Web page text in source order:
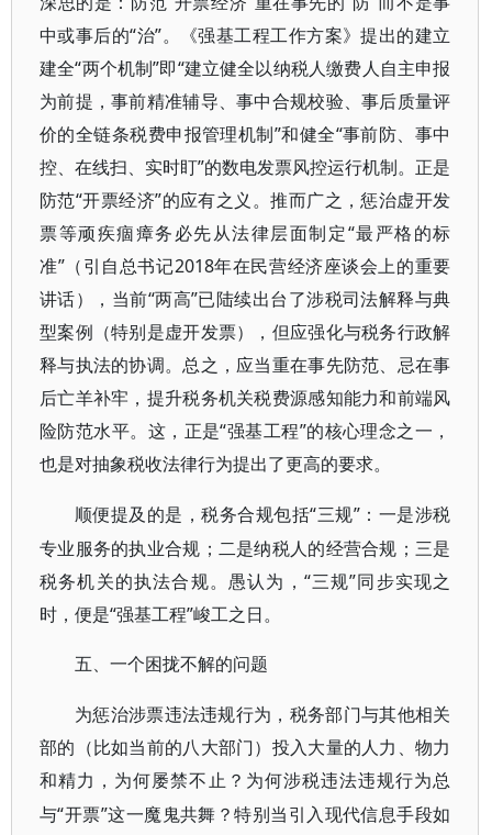
中或事后的“治”。《强基工程工作方案》提出的建立
建全“两个机制”即“建立健全以纳税人缴费人自主申报
为前提，事前精准辅导、事中合规校验、事后质量评
价的全链条税费申报管理机制”和健全“事前防、事中
控、在线扫、实时盯”的数电发票风控运行机制。正是
防范“开票经济”的应有之义。推而广之，惩治虚开发
票等顽疾痼瘴务必先从法律层面制定“最严格的标
准”（引自总书记2018年在民营经济座谈会上的重要
讲话），当前“两高”已陆续出台了涉税司法解释与典
型案例（特别是虚开发票），但应强化与税务行政解
释与执法的协调。总之，应当重在事先防范、忌在事
后亡羊补牢，提升税务机关税费源感知能力和前端风
险防范水平。这，正是“强基工程”的核心理念之一，
也是对抽象税收法律行为提出了更高的要求。
顺便提及的是，税务合规包括“三规”：一是涉税
专业服务的执业合规；二是纳税人的经营合规；三是
税务机关的执法合规。愚认为，“三规”同步实现之
时，便是“强基工程”峻工之日。
五、一个困拢不解的问题
为惩治涉票违法违规行为，税务部门与其他相关
部的（比如当前的八大部门）投入大量的人力、物力
和精力，为何屡禁不止？为何涉税违法违规行为总
与“开票”这一魔鬼共舞？特别当引入现代信息手段如